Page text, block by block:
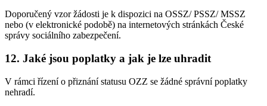
Doporučený vzor žádosti je k dispozici na OSSZ/ PSSZ/ MSSZ
nebo (v elektronické podobě) na internetových stránkách České
správy sociálního zabezpečení.
12. Jaké jsou poplatky a jak je lze uhradit
V rámci řízení o přiznání statusu OZZ se žádné správní poplatky
nehradí.